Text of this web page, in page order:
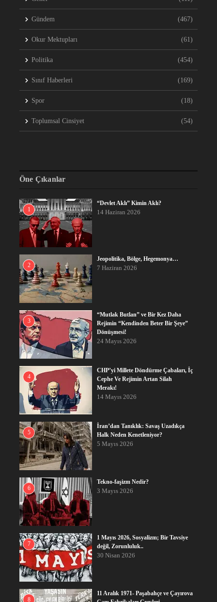
Gündem (467)
Okur Mektupları (61)
Politika (454)
Sınıf Haberleri (169)
Spor (18)
Toplumsal Cinsiyet (54)
Öne Çıkanlar
1
“Devlet Aklı” Kimin Aklı?
14 Haziran 2026
2
Jeopolitika, Bölge, Hegemonya…
7 Haziran 2026
3
“Mutlak Butlan” ve Bir Kez Daha
Rejimin “Kendinden Beter Bir Şeye”
Dönüşmesi!
24 Mayıs 2026
4
CHP’yi Millete Döndürme Çabaları, İç
Cephe Ve Rejimin Artan Silah
Merakı!
14 Mayıs 2026
5
İran’dan Tanıklık: Savaş Uzadıkça
Halk Neden Kenetleniyor?
5 Mayıs 2026
6
Tekno-faşizm Nedir?
3 Mayıs 2026
7
1 Mayıs 2026, Sosyalizm; Bir Tavsiye
değil, Zorunluluk..
30 Nisan 2026
8
11 Aralık 1971- Paşabahçe ve Çayırova